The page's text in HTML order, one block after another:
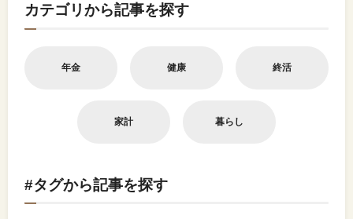
カテゴリから記事を探す
年金 健康 終活
家計 暮らし
#タグから記事を探す